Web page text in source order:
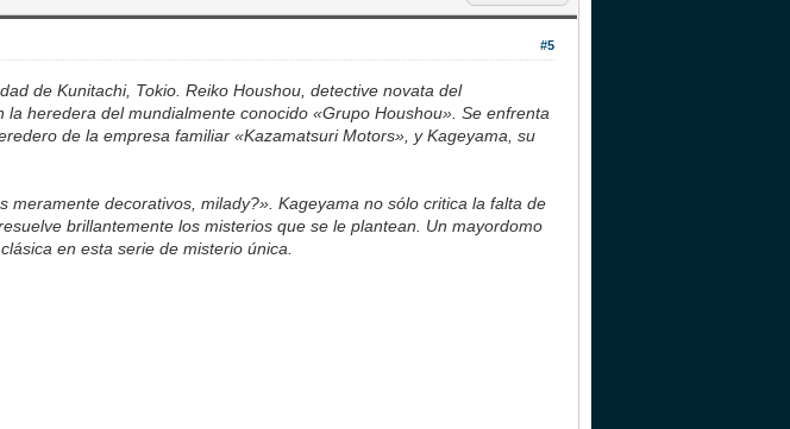
#5
de Kunitachi, Tokio. Reiko Houshou, detective novata del
heredera del mundialmente conocido «Grupo Houshou». Se enfrenta
de la empresa familiar «Kazamatsuri Motors», y Kageyama, su
meramente decorativos, milady?». Kageyama no sólo critica la falta de
brillantemente los misterios que se le plantean. Un mayordomo
en esta serie de misterio única.